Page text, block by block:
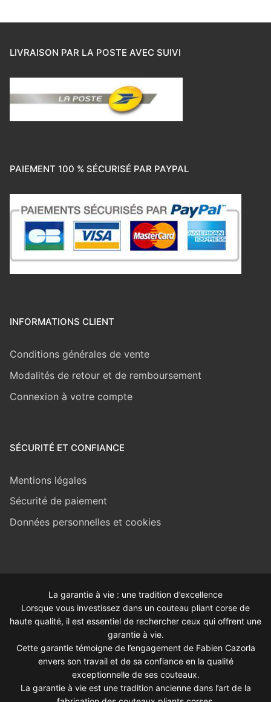
LIVRAISON PAR LA POSTE AVEC SUIVI
PAIEMENT 100 % SÉCURISÉ PAR PAYPAL
INFORMATIONS CLIENT
Conditions générales de vente
Modalités de retour et de remboursement
Connexion à votre compte
SÉCURITÉ ET CONFIANCE
Mentions légales
Sécurité de paiement
Données personnelles et cookies
La garantie à vie : une tradition d’excellence
Lorsque vous investissez dans un couteau pliant corse de
haute qualité, il est essentiel de rechercher ceux qui offrent une
garantie à vie.
Cette garantie témoigne de l’engagement de Fabien Cazorla
envers son travail et de sa confiance en la qualité
exceptionnelle de ses couteaux.
La garantie à vie est une tradition ancienne dans l’art de la